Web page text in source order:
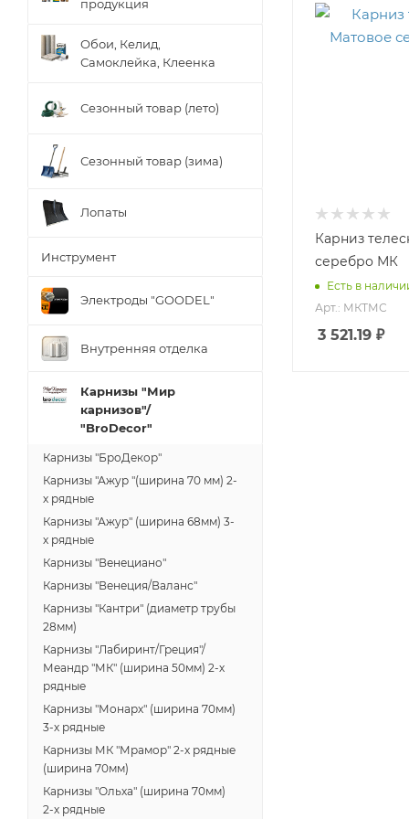
Карниз
серебро МК
Есть в
Арт.: МКТМС
3 521.19 ₽
продукция
Обои, Келид,
Самоклейка, Клеенка
Сезонный товар (лето)
Сезонный товар (зима)
Лопаты
Инструмент
Электроды "GOODEL"
Внутренняя отделка
Карнизы "Мир
карнизов"/
"BroDecor"
Карнизы "БроДекор"
Карнизы "Ажур "(ширина 70 мм) 2-
х рядные
Карнизы "Ажур" (ширина 68мм) 3-
х рядные
Карнизы "Венециано"
Карнизы "Венеция/Валанс"
Карнизы "Кантри" (диаметр трубы
28мм)
Карнизы "Лабиринт/Греция"/
Меандр "МК" (ширина 50мм) 2-х
рядные
Карнизы "Монарх" (ширина 70мм)
3-х рядные
Карнизы МК "Мрамор" 2-х рядные
(ширина 70мм)
Карнизы "Ольха" (ширина 70мм)
2-х рядные